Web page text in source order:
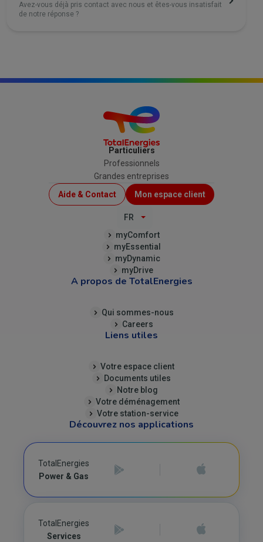
Avez-vous déjà pris contact avec nous et êtes-vous insatisfait
de notre réponse ?
Particuliers
Professionnels
Grandes entreprises
Menu
Top
Aide & Contact Mon espace client
FR
myComfort
myEssential
myDynamic
myDrive
A propos de TotalEnergies
Qui sommes-nous
Careers
Liens utiles
Votre espace client
Documents utiles
Notre blog
Votre déménagement
Votre station-service
Découvrez nos applications
TotalEnergies
Power & Gas
TotalEnergies
Services